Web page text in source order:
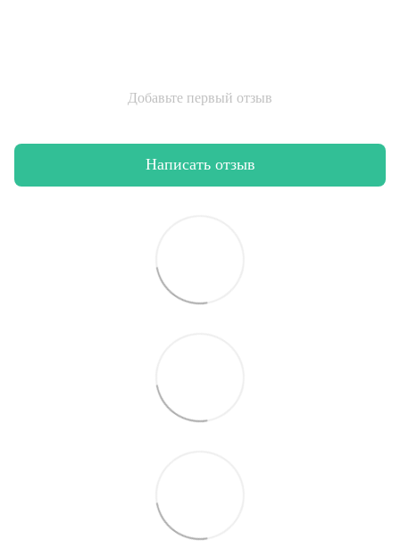
Добавьте первый отзыв
Написать отзыв